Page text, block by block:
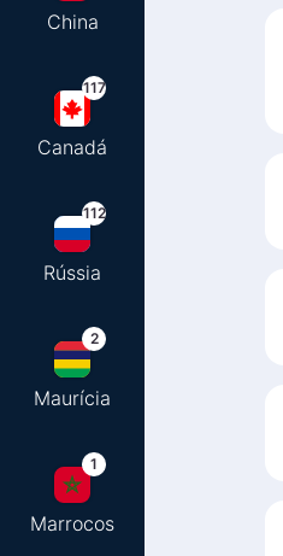
China
117
Canadá
112
Rússia
2
Maurícia
1
Marrocos